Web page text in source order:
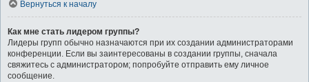
Вернуться к началу
Как мне стать лидером группы?
Лидеры групп обычно назначаются при их создании администраторами
конференции. Если вы заинтересованы в создании группы, сначала
свяжитесь с администратором; попробуйте отправить ему личное
сообщение.